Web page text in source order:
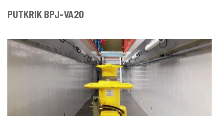
PUTKRIK BPJ-VA20